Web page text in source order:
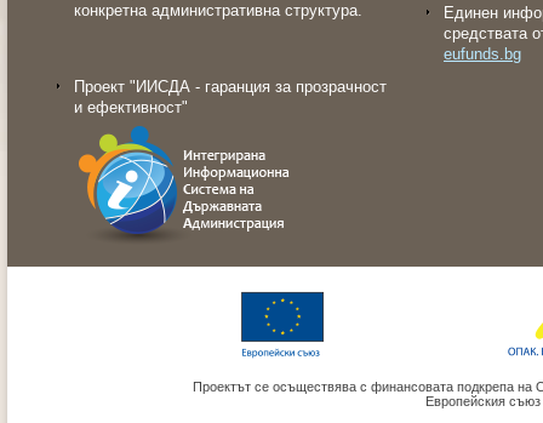
конкретна административна структура.
Проект "ИИСДА - гаранция за прозрачност
и ефективност"
Eдинен
средствата
eufunds.bg
Проектът се осъществява с финансовата подкрепа на
Европейския